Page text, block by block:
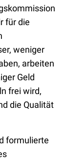
für die
weniger
arbeiten
Geld
frei wird,
die Qualität
formulierte